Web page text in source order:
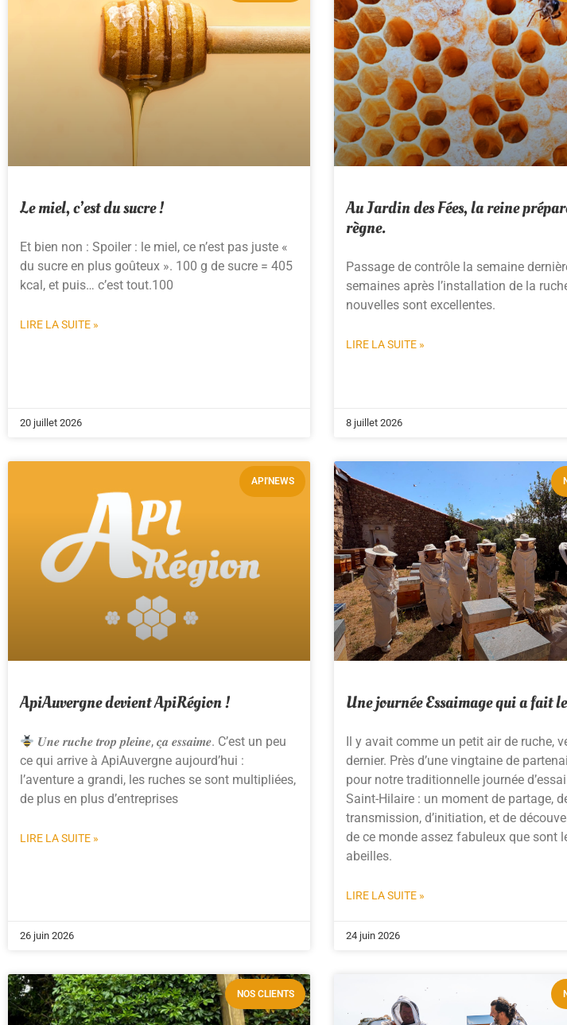
Le miel, c’est du sucre !
Et bien non : Spoiler : le miel, ce n’est pas juste «
du sucre en plus goûteux ». 100 g de sucre = 405
kcal, et puis… c’est tout.100
LIRE LA SUITE »
20 juillet 2026
Au Jardin des Fées, la reine
règne.
Passage de contrôle la semaine
semaines après l’installation de la
nouvelles sont excellentes.
LIRE LA SUITE »
8 juillet 2026
API'NEWS
ApiAuvergne devient ApiRégion !
𝑼𝒏𝒆 𝒓𝒖𝒄𝒉𝒆 𝒕𝒓𝒐𝒑 𝒑𝒍𝒆𝒊𝒏𝒆, 𝒄̧𝒂 𝒆𝒔𝒔𝒂𝒊𝒎𝒆. C’est un peu
ce qui arrive à ApiAuvergne aujourd’hui :
l’aventure a grandi, les ruches se sont multipliées,
de plus en plus d’entreprises
LIRE LA SUITE »
26 juin 2026
Une journée Essaimage qui a fait
Il y avait comme un petit air de ruche,
dernier. Près d’une vingtaine de
pour notre traditionnelle journée
Saint-Hilaire : un moment de partage,
transmission, d’initiation, et de
de ce monde assez fabuleux que sont
abeilles.
LIRE LA SUITE »
24 juin 2026
NOS CLIENTS